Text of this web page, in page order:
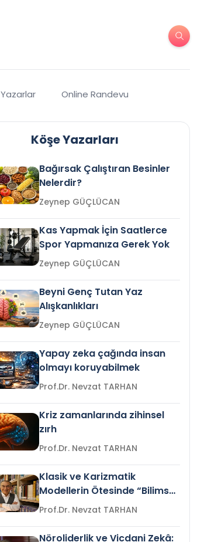
Yazarlar Online Randevu
Köşe Yazarları
Bağırsak Çalıştıran Besinler
Nelerdir?
Zeynep GÜÇLÜCAN
Kas Yapmak İçin Saatlerce
Spor Yapmanıza Gerek Yok
Zeynep GÜÇLÜCAN
Beyni Genç Tutan Yaz
Alışkanlıkları
Zeynep GÜÇLÜCAN
Yapay zeka çağında insan
olmayı koruyabilmek
Prof.Dr. Nevzat TARHAN
Kriz zamanlarında zihinsel
zırh
Prof.Dr. Nevzat TARHAN
Klasik ve Karizmatik
Modellerin Ötesinde “Bilimsel
Liderlik”
Prof.Dr. Nevzat TARHAN
Nöroliderlik ve Vicdani Zekâ: